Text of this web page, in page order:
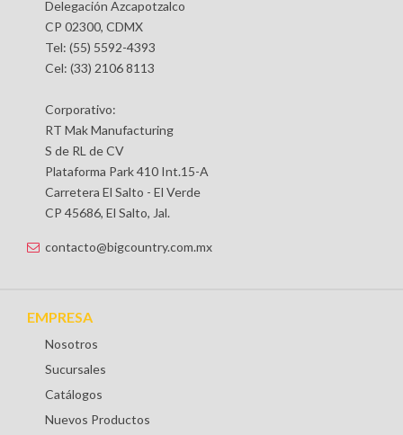
Delegación Azcapotzalco
CP 02300, CDMX
Tel: (55) 5592-4393
Cel: (33) 2106 8113
Corporativo:
RT Mak Manufacturing
S de RL de CV
Plataforma Park 410 Int.15-A
Carretera El Salto - El Verde
CP 45686, El Salto, Jal.
contacto@bigcountry.com.mx
EMPRESA
Nosotros
Sucursales
Catálogos
Nuevos Productos